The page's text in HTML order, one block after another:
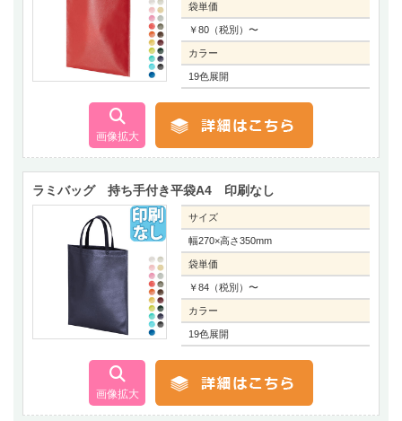
袋単価
￥80（税別）〜
カラー
19色展開
ラミバッグ 持ち手付き平袋A4 印刷なし
サイズ
幅270×高さ350mm
袋単価
￥84（税別）〜
カラー
19色展開